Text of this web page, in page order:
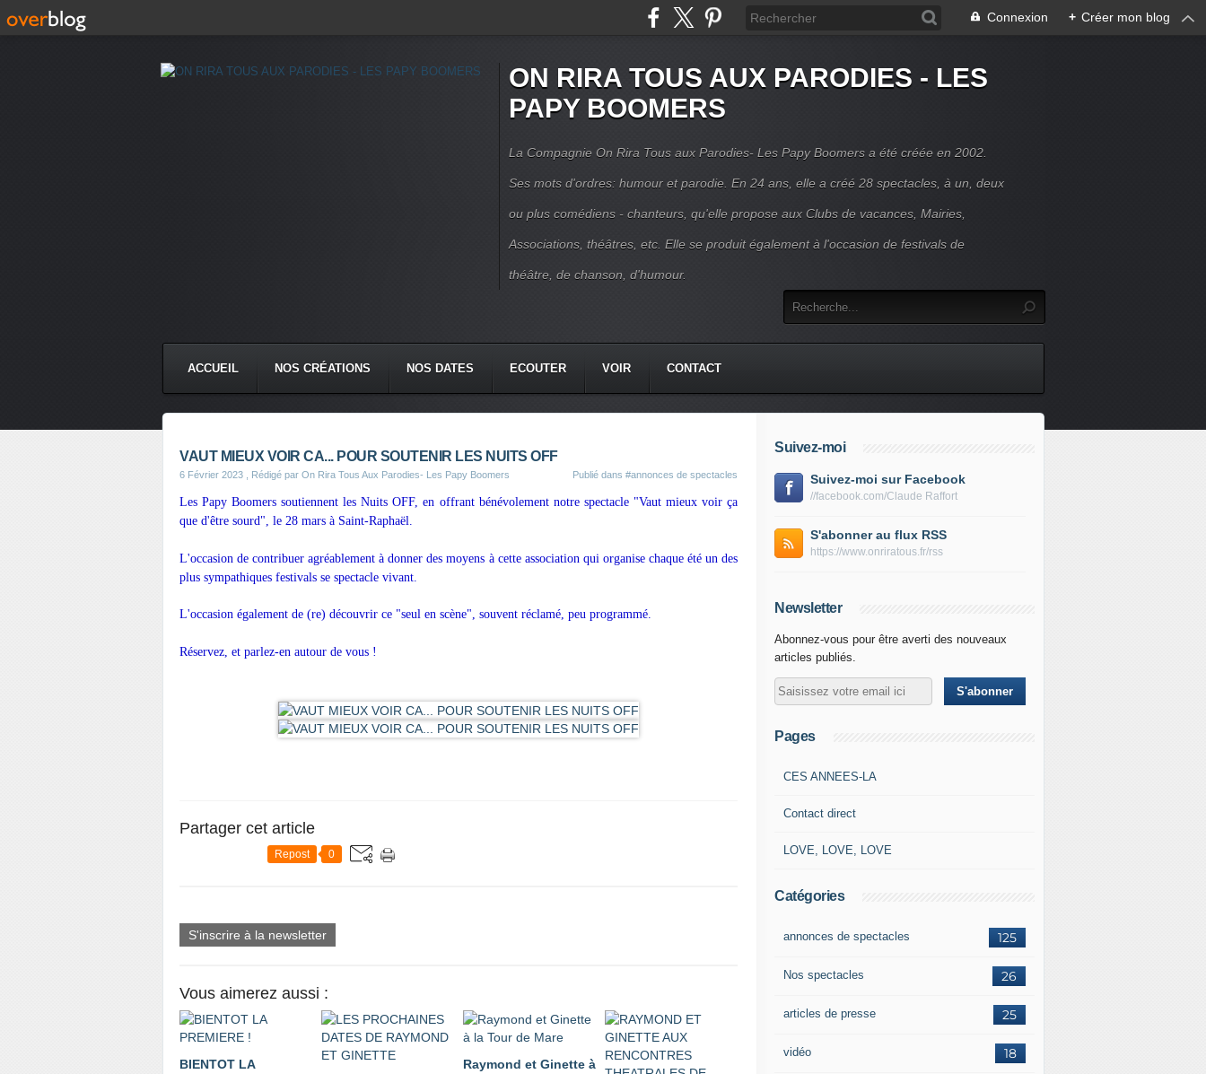
Connexion + Créer mon blog
ON RIRA TOUS AUX PARODIES - LES
PAPY BOOMERS
La Compagnie On Rira Tous aux Parodies- Les Papy Boomers a été créée en 2002.
Ses mots d'ordres: humour et parodie. En 24 ans, elle a créé 28 spectacles, à un, deux
ou plus comédiens - chanteurs, qu'elle propose aux Clubs de vacances, Mairies,
Associations, théâtres, etc. Elle se produit également à l'occasion de festivals de
théâtre, de chanson, d'humour.
ACCUEIL NOS CRÉATIONS NOS DATES ECOUTER VOIR CONTACT
VAUT MIEUX VOIR CA... POUR SOUTENIR LES NUITS OFF
6 Février 2023 , Rédigé par On Rira Tous Aux Parodies- Les Papy Boomers Publié dans #annonces de spectacles
Les Papy Boomers soutiennent les Nuits OFF, en offrant bénévolement notre spectacle "Vaut mieux voir ça
que d'être sourd", le 28 mars à Saint-Raphaël.
L'occasion de contribuer agréablement à donner des moyens à cette association qui organise chaque été un des
plus sympathiques festivals se spectacle vivant.
L'occasion également de (re) découvrir ce "seul en scène", souvent réclamé, peu programmé.
Réservez, et parlez-en autour de vous !
Partager cet article
Repost 0
S'inscrire à la newsletter
Vous aimerez aussi :
BIENTOT LA
Raymond et Ginette à
Suivez-moi
Suivez-moi sur Facebook
//facebook.com/Claude Raffort
S'abonner au flux RSS
https://www.onriratous.fr/rss
Newsletter
Abonnez-vous pour être averti des nouveaux
articles publiés.
Pages
CES ANNEES-LA
Contact direct
LOVE, LOVE, LOVE
Catégories
125
annonces de spectacles
26
Nos spectacles
25
articles de presse
18
vidéo